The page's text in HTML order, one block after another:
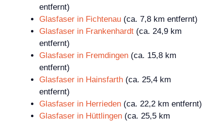
entfernt)
Glasfaser in Fichtenau (ca. 7,8 km entfernt)
Glasfaser in Frankenhardt (ca. 24,9 km
entfernt)
Glasfaser in Fremdingen (ca. 15,8 km
entfernt)
Glasfaser in Hainsfarth (ca. 25,4 km
entfernt)
Glasfaser in Herrieden (ca. 22,2 km entfernt)
Glasfaser in Hüttlingen (ca. 25,5 km